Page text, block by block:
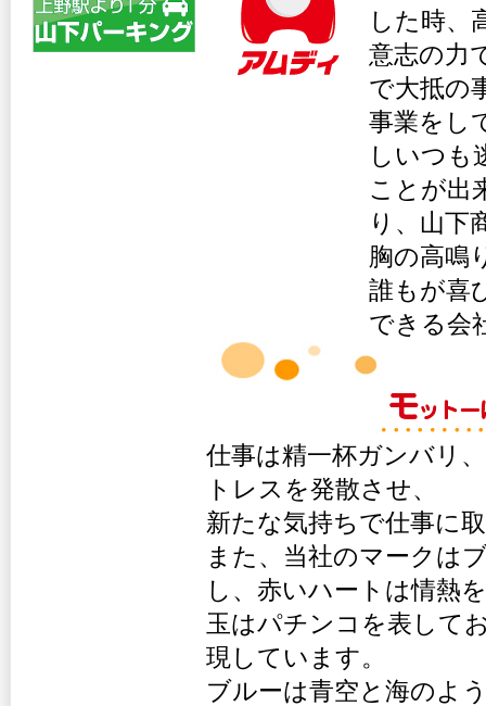
した時、
意志の力
で大抵の
事業をし
しいつも
ことが出
り、山下
胸の高鳴
誰もが喜
できる会
仕事は精一杯ガンバリ
トレスを発散させ、
新たな気持ちで仕事に
また、当社のマークは
し、赤いハートは情熱
玉はパチンコを表して
現しています。
ブルーは青空と海のよ